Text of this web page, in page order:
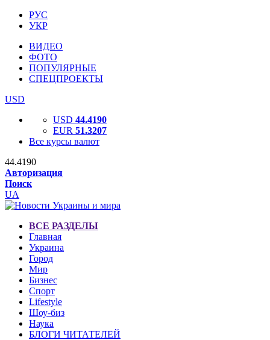
РУС
УКР
ВИДЕО
ФОТО
ПОПУЛЯРНЫЕ
СПЕЦПРОЕКТЫ
USD
USD 44.4190
EUR 51.3207
Все курсы валют
44.4190
Авторизация
Поиск
UA
ВСЕ РАЗДЕЛЫ
Главная
Украина
Город
Мир
Бизнес
Спорт
Lifestyle
Шоу-биз
Наука
БЛОГИ ЧИТАТЕЛЕЙ